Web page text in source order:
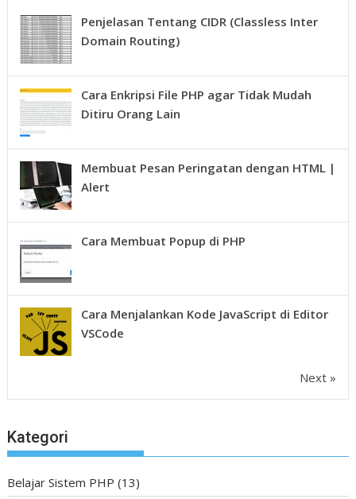
Penjelasan Tentang CIDR (Classless Inter
Domain Routing)
Cara Enkripsi File PHP agar Tidak Mudah
Ditiru Orang Lain
Membuat Pesan Peringatan dengan HTML |
Alert
Cara Membuat Popup di PHP
Cara Menjalankan Kode JavaScript di Editor
VSCode
Next »
Kategori
Belajar Sistem PHP (13)